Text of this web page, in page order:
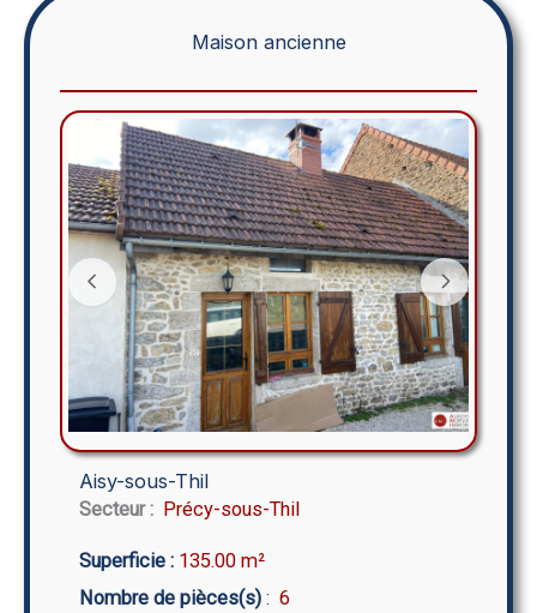
Maison ancienne
Aisy-sous-Thil
Secteur : Précy-sous-Thil
Superficie : 135.00 m²
Nombre de pièces(s) : 6